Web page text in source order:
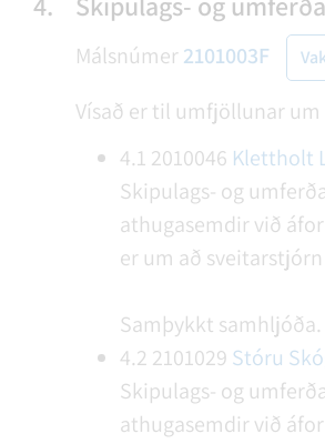
Málsnúmer2101003F
Vísað er til umfjöllunar
4.1 2010046 Klettholt
Skipulags- og
athugasemdir við
er um að
Samþykkt samhljóða.
4.2 2101029 Stóru
Skipulags- og
athugasemdir við